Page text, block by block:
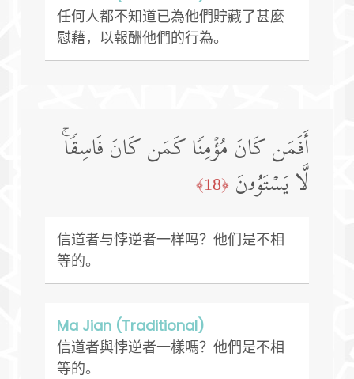
任何人都不知道已為他們貯藏了甚麼
慰藉，以報酬他們的行為。
أَفَمَن كَانَ مُؤۡمِنࣰا كَمَن كَانَ فَاسِقࣰاۚ
لَّا یَسۡتَوُۥنَ ﴿18﴾
信道者与悖逆者一样吗？他们是不相
等的。
Ma Jian (Traditional)
信道者與悖逆者一樣嗎？他們是不相
等的。